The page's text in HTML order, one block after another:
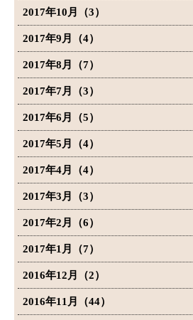
2017年10月（3）
2017年9月（4）
2017年8月（7）
2017年7月（3）
2017年6月（5）
2017年5月（4）
2017年4月（4）
2017年3月（3）
2017年2月（6）
2017年1月（7）
2016年12月（2）
2016年11月（44）